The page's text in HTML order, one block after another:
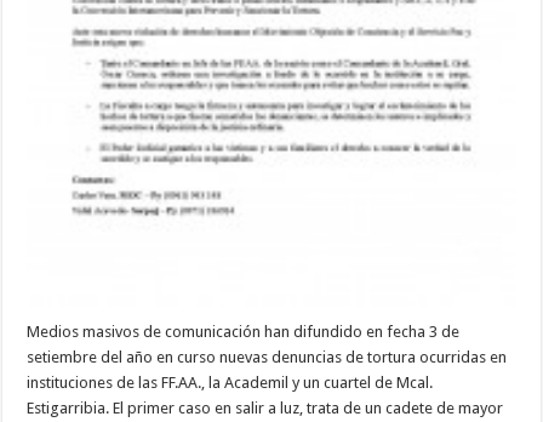
Medios masivos de comunicación han difundido en fecha 3 de
setiembre del año en curso nuevas denuncias de tortura ocurridas en
instituciones de las FF.AA., la Academil y un cuartel de Mcal.
Estigarribia. El primer caso en salir a luz, trata de un cadete de mayor